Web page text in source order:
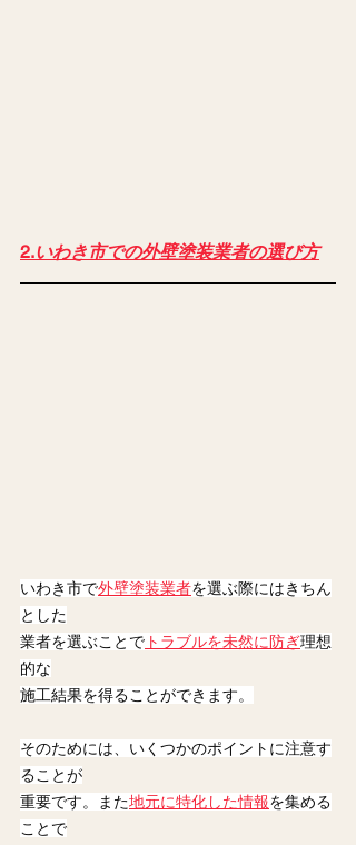
2.いわき市での外壁塗装業者の選び方
いわき市で外壁塗装業者を選ぶ際にはきちん
とした
業者を選ぶことで トラブルを未然に防ぎ理想
的な
施工結果を得ることができます。
そのためには、いくつかのポイントに注意す
ることが
重要です。また地元に特化した情報を集める
ことで